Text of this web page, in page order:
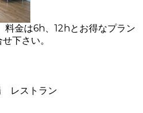
料金は6h、12hとお得なプラン
下さい。
レストラン